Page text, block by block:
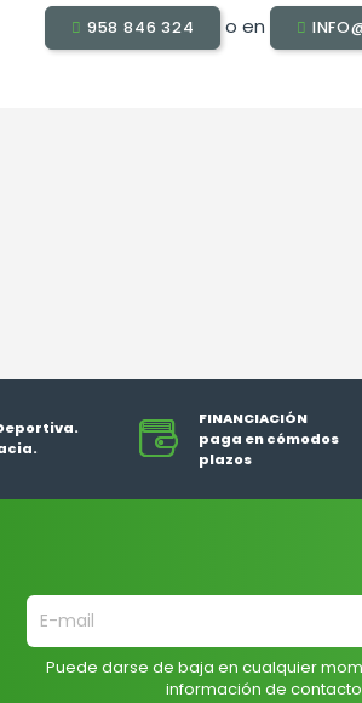
958 846 324 o en
FINANCIACIÓN
paga en cómodos
plazos
Puede darse de baja en cualquier
información de